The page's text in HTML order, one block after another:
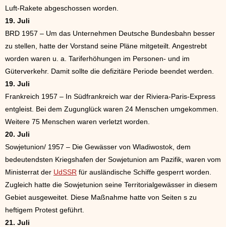
Luft-Rakete abgeschossen worden.
19. Juli
BRD 1957 – Um das Unternehmen Deutsche Bundesbahn besser
zu stellen, hatte der Vorstand seine Pläne mitgeteilt. Angestrebt
worden waren u. a. Tariferhöhungen im Personen- und im
Güterverkehr. Damit sollte die defizitäre Periode beendet werden.
19. Juli
Frankreich 1957 – In Südfrankreich war der Riviera-Paris-Express
entgleist. Bei dem Zugunglück waren 24 Menschen umgekommen.
Weitere 75 Menschen waren verletzt worden.
20. Juli
Sowjetunion/ 1957 – Die Gewässer von Wladiwostok, dem
bedeutendsten Kriegshafen der Sowjetunion am Pazifik, waren vom
Ministerrat der UdSSR für ausländische Schiffe gesperrt worden.
Zugleich hatte die Sowjetunion seine Territorialgewässer in diesem
Gebiet ausgeweitet. Diese Maßnahme hatte von Seiten s zu
heftigem Protest geführt.
21. Juli